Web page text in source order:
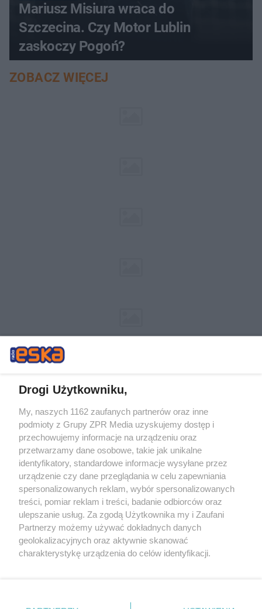
Mariusz Misiura wraca do
Szczecina. Czy Motor Lublin
zaskoczy Pogoń?
ZOBACZ WIĘCEJ
Żaden utwór zamieszczony w serwisie nie może być powielany i
rozpowszechniany lub dalej rozpowszechniany w jakikolwiek sposób (w
tym także elektroniczny lub mechaniczny) na jakimkolwiek polu
eksploatacji w jakiejkolwiek formie, włącznie z umieszczaniem w
Internecie bez pisemnej zgody właściciela praw. Jakiekolwiek użycie lub
wykorzystanie utworów w całości lub w części z naruszeniem prawa,
tzn. bez właściwej zgody, jest zabronione pod groźbą kary i może być
ścigane prawnie.
Drogi Użytkowniku,
My, naszych 1162 zaufanych partnerów oraz inne
podmioty z Grupy ZPR Media uzyskujemy dostęp i
przechowujemy informacje na urządzeniu oraz
przetwarzamy dane osobowe, takie jak unikalne
identyfikatory, standardowe informacje wysyłane przez
urządzenie czy dane przeglądania w celu zapewniania
spersonalizowanych reklam, wybór spersonalizowanych
treści, pomiar reklam i treści, badanie odbiorców oraz
ulepszanie usług. Za zgodą Użytkownika my i Zaufani
Partnerzy możemy używać dokładnych danych
geolokalizacyjnych oraz aktywnie skanować
charakterystykę urządzenia do celów identyfikacji.
zmienić/wycofać klikając przycisk ustawień prywatności